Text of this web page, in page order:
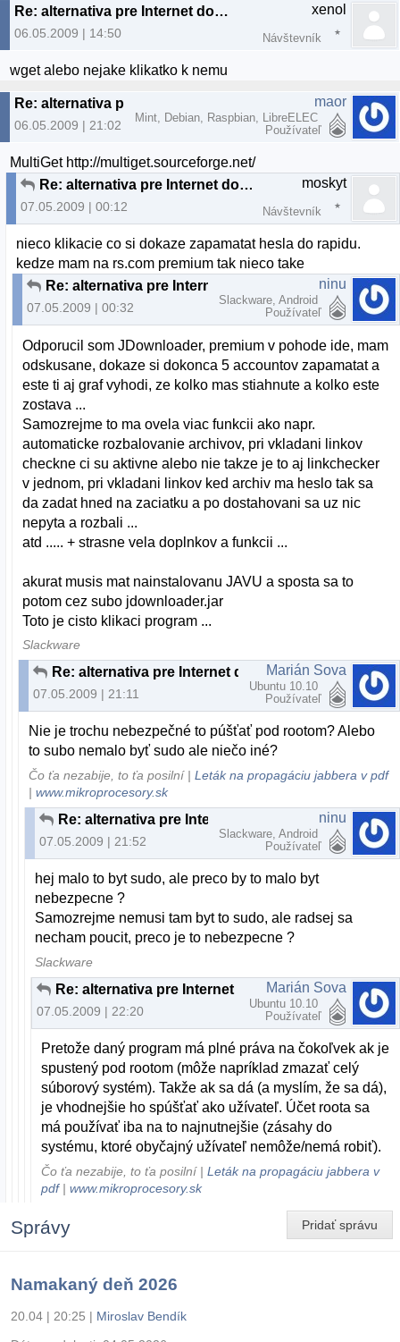
Re: alternativa pre Internet download manager
06.05.2009 | 14:50
xenol
Návštevník
wget alebo nejake klikatko k nemu
06.05.2009 | 21:02
maor
Mint, Debian, Raspbian, LibreELEC
Používateľ
MultiGet http://multiget.sourceforge.net/
Re: alternativa pre Internet download manager
07.05.2009 | 00:12
moskyt
Návštevník
nieco klikacie co si dokaze zapamatat hesla do rapidu.
kedze mam na rs.com premium tak nieco take
07.05.2009 | 00:32
ninu
Slackware, Android
Používateľ
Odporucil som JDownloader, premium v pohode ide, mam
odskusane, dokaze si dokonca 5 accountov zapamatat a
este ti aj graf vyhodi, ze kolko mas stiahnute a kolko este
zostava ...
Samozrejme to ma ovela viac funkcii ako napr.
automaticke rozbalovanie archivov, pri vkladani linkov
checkne ci su aktivne alebo nie takze je to aj linkchecker
v jednom, pri vkladani linkov ked archiv ma heslo tak sa
da zadat hned na zaciatku a po dostahovani sa uz nic
nepyta a rozbali ...
atd ..... + strasne vela doplnkov a funkcii ...
akurat musis mat nainstalovanu JAVU a sposta sa to
potom cez subo jdownloader.jar
Toto je cisto klikaci program ...
Slackware
07.05.2009 | 21:11
Marián Sova
Ubuntu 10.10
Používateľ
Nie je trochu nebezpečné to púšťať pod rootom? Alebo
to subo nemalo byť sudo ale niečo iné?
Čo ťa nezabije, to ťa posilní |Leták na propagáciu jabbera v pdf
|www.mikroprocesory.sk
07.05.2009 | 21:52
ninu
Slackware, Android
Používateľ
hej malo to byt sudo, ale preco by to malo byt
nebezpecne ?
Samozrejme nemusi tam byt to sudo, ale radsej sa
necham poucit, preco je to nebezpecne ?
Slackware
07.05.2009 | 22:20
Marián Sova
Ubuntu 10.10
Používateľ
Pretože daný program má plné práva na čokoľvek ak je
spustený pod rootom (môže napríklad zmazať celý
súborový systém). Takže ak sa dá (a myslím, že sa dá),
je vhodnejšie ho spúšťať ako užívateľ. Účet roota sa
má používať iba na to najnutnejšie (zásahy do
systému, ktoré obyčajný užívateľ nemôže/nemá robiť).
Čo ťa nezabije, to ťa posilní |Leták na propagáciu jabbera v
pdf|www.mikroprocesory.sk
Pridať správu
Správy
Namakaný deň 2026
20.04 | 20:25 | Miroslav Bendík